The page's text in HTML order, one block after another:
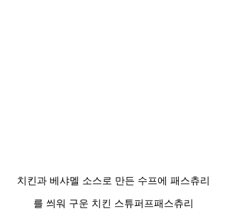
치킨과 베샤멜 소스로 만든 수프에 패스츄리
를 씌워 구운 치킨 스튜퍼프패스츄리